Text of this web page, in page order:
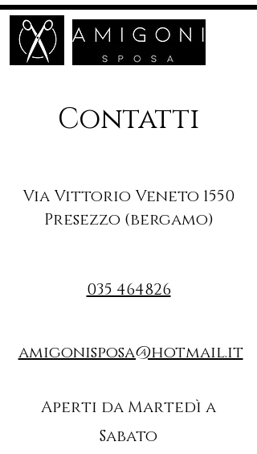
Contatti
Via Vittorio Veneto 1550
Presezzo (bergamo)
035 464826
amigonisposa@hotmail.it
Aperti da Martedì a
Sabato